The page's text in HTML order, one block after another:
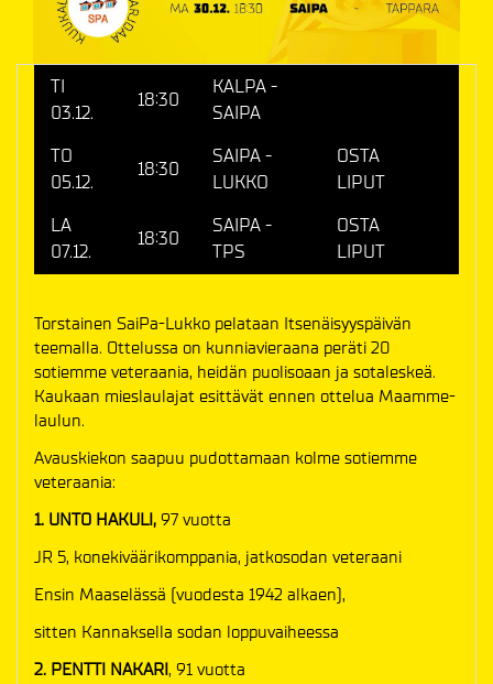
TI
03.12.
18:30
KALPA -
SAIPA
TO
05.12.
18:30
SAIPA -
LUKKO
OSTA
LIPUT
LA
07.12.
18:30
SAIPA -
TPS
OSTA
LIPUT
Torstainen SaiPa-Lukko pelataan Itsenäisyyspäivän
teemalla. Ottelussa on kunniavieraana peräti 20
sotiemme veteraania, heidän puolisoaan ja sotaleskeä.
Kaukaan mieslaulajat esittävät ennen ottelua Maamme-
laulun.
Avauskiekon saapuu pudottamaan kolme sotiemme
veteraania:
1. UNTO HAKULI, 97 vuotta
JR 5, konekiväärikomppania, jatkosodan veteraani
Ensin Maaselässä (vuodesta 1942 alkaen),
sitten Kannaksella sodan loppuvaiheessa
2. PENTTI NAKARI, 91 vuotta